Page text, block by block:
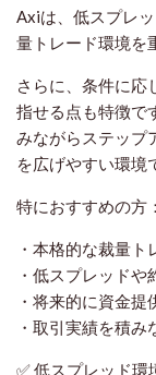
Axiは、低スプレ
量トレード環境を
さらに、条件に応
指せる点も特徴で
みながらステップ
を広げやすい環境
特におすすめの方：
・本格的な裁量
・低スプレッド
・将来的に資金
・取引実績を積
✅ 低スプレッド環